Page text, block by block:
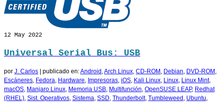
12 May 2022
Universal Serial Bus: USB
por J. Carlos publicado en:Android ,Arch Linux, CD-ROM , Debian, DVD-ROM ,
Escáneres, Fedora, Hardware, Impresoras, iOS, Kali Linux, Linux, Linux Mint,
macOS, Manjaro Linux, Memoria USB, Multifunción, OpenSUSE LEAP, Redhat
(RHEL), Sist. Operativos, Sistema, SSD, Thunderbolt, Tumbleweed , Ubuntu,